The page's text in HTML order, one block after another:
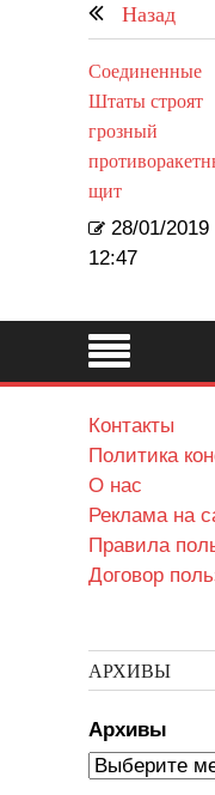
Назад
Соединенные
Штаты строят
грозный
щит
28/01/2019
12:47
Контакты
Политика
О нас
Реклама на
Правила
Договор
АРХИВЫ
Архивы